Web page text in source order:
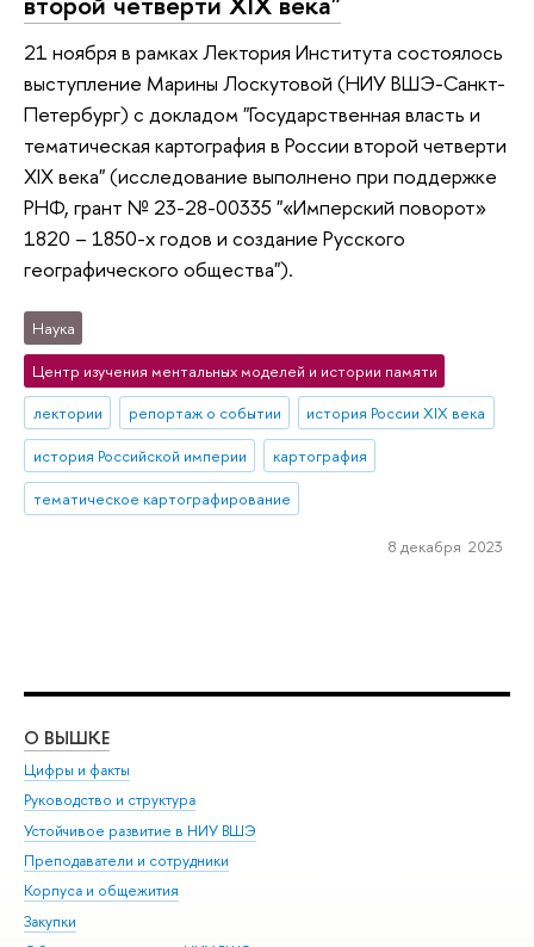
21 ноября в рамках Лектория Института состоялось
выступление Марины Лоскутовой (НИУ ВШЭ-Санкт-
Петербург) с докладом "Государственная власть и
тематическая картография в России второй четверти
XIX века" (исследование выполнено при поддержке
РНФ, грант № 23-28-00335 "«Имперский поворот»
1820 – 1850-х годов и создание Русского
географического общества").
Наука
Центр изучения ментальных моделей и истории памяти
лектории
репортаж о событии
история России XIX века
история Российской империи
картография
тематическое картографирование
8 декабря 2023
О ВЫШКЕ
Цифры и факты
Руководство и структура
Устойчивое развитие в НИУ ВШЭ
Преподаватели и сотрудники
Корпуса и общежития
Закупки